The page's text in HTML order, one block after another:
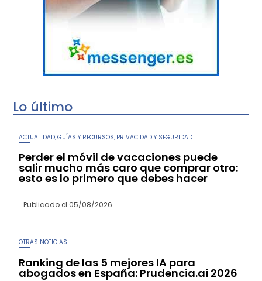
Lo último
ACTUALIDAD ,GUÍAS Y RECURSOS PRIVACIDAD Y SEGURIDAD
Perder el móvil de vacaciones puede
salir mucho más caro que comprar otro:
esto es lo primero que debes hacer
Publicado el 05/08/2026
OTRAS NOTICIAS
Ranking de las 5 mejores IA para
abogados en España: Prudencia.ai 2026